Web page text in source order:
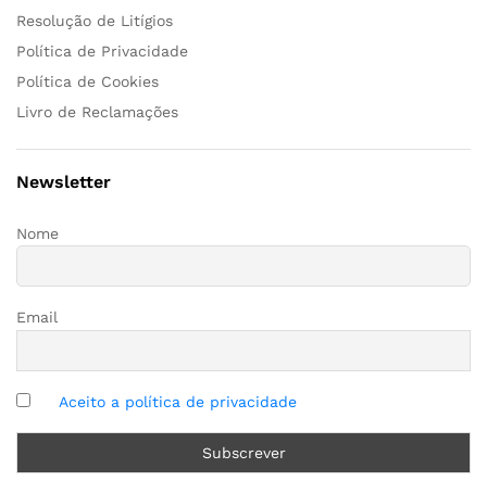
Resolução de Litígios
Política de Privacidade
Política de Cookies
Livro de Reclamações
Newsletter
Nome
Email